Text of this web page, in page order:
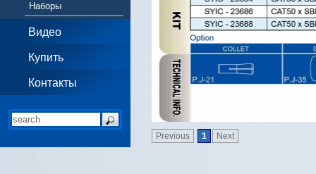
Наборы
Видео
Купить
Контакты
Previous 1 Next